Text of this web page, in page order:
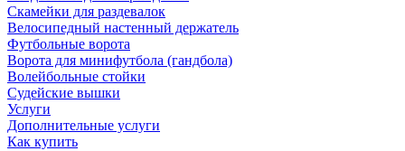
Скамейки для раздевалок
Велосипедный настенный держатель
Футбольные ворота
Ворота для минифутбола (гандбола)
Волейбольные стойки
Судейские вышки
Услуги
Дополнительные услуги
Как купить